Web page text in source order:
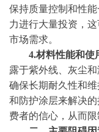
保持质量控制和性
力进行大量投资，
市场需求。
4.材料性能和使
露于紫外线、灰尘
确保长期耐久性和
和防护涂层来解决
费者的信心，从而限